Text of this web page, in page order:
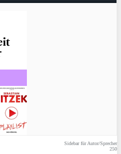
Sidebar für Autor/Sprecher
250